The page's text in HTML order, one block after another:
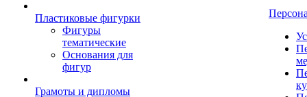
Пластиковые фигурки
Фигуры
тематические
Основания для
фигур
Грамоты и дипломы